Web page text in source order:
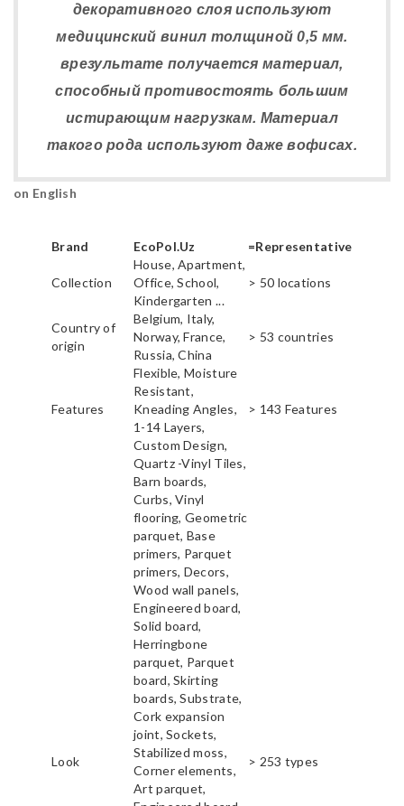
декоративного слоя используют
медицинский винил толщиной 0,5 мм.
врезультате получается материал,
способный противостоять большим
истирающим нагрузкам. Материал
такого рода используют даже вофисах.
on English
Brand EcoPol.Uz =Representative
Collection
House, Apartment,
Office, School,
Kindergarten ...
> 50 locations
Country of
origin
Belgium, Italy,
Norway, France,
Russia, China
> 53 countries
Features
Flexible, Moisture
Resistant,
Kneading Angles,
1-14 Layers,
Custom Design,
> 143 Features
Look
Quartz -Vinyl Tiles,
Barn boards,
Curbs, Vinyl
flooring, Geometric
parquet, Base
primers, Parquet
primers, Decors,
Wood wall panels,
Engineered board,
Solid board,
Herringbone
parquet, Parquet
board, Skirting
boards, Substrate,
Cork expansion
joint, Sockets,
Stabilized moss,
Corner elements,
Art parquet,
> 253 types